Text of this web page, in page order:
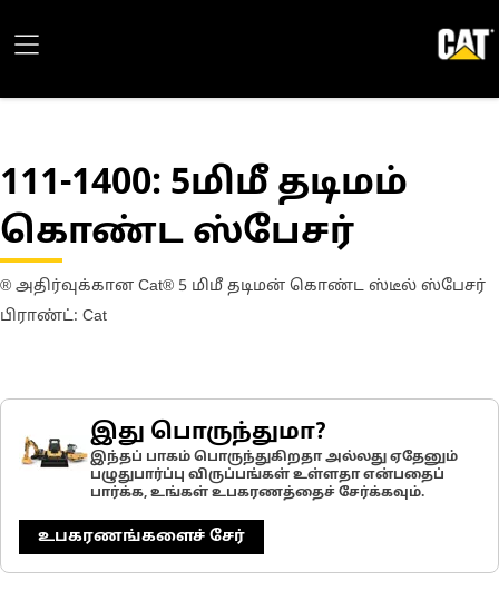
111-1400: 5மிமீ தடிமம்
கொண்ட ஸ்பேசர்
® அதிர்வுக்கான Cat® 5 மிமீ தடிமன் கொண்ட ஸ்டீல் ஸ்பேசர்
பிராண்ட்: Cat
இது பொருந்துமா?
இந்தப் பாகம் பொருந்துகிறதா அல்லது ஏதேனும்
பழுதுபார்ப்பு விருப்பங்கள் உள்ளதா என்பதைப்
பார்க்க, உங்கள் உபகரணத்தைச் சேர்க்கவும்.
உபகரணங்களைச் சேர்